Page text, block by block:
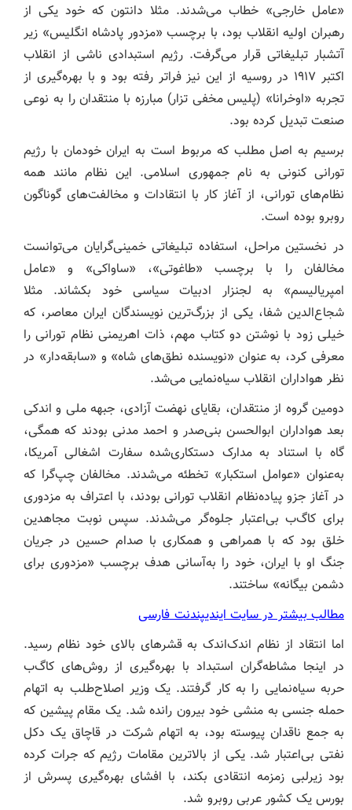
«عامل خارجی» خطاب می‌شدند. مثلا دانتون که خود یکی از
رهبران اولیه انقلاب بود، با برچسب «مزدور پادشاه انگلیس» زیر
آتشبار تبلیغاتی قرار می‌گرفت. رژیم استبدادی ناشی از انقلاب
اکتبر ۱۹۱۷ در روسیه از این نیز فراتر رفته بود و با بهره‌گیری از
تجربه «اوخرانا» (پلیس مخفی تزار) مبارزه با منتقدان را به نوعی
صنعت تبدیل کرده بود.
برسیم به اصل مطلب که مربوط است به ایران خودمان با رژیم
تورانی کنونی به نام جمهوری اسلامی. این نظام مانند همه
نظام‌های تورانی، از آغاز کار با انتقادات و مخالفت‌های گوناگون
روبرو بوده است.
در نخستین مراحل، استفاده تبلیغاتی خمینی‌گرایان می‌توانست
مخالفان را با برچسب «طاغوتی»، «ساواکی» و «عامل
امپریالیسم» به لجنزار ادبیات سیاسی خود بکشاند. مثلا
شجاع‌الدین شفا، یکی از بزرگ‌‌ترین نویسندگان ایران معاصر، که
خیلی زود با نوشتن دو کتاب مهم، ذات اهریمنی نظام تورانی را
معرفی کرد، به عنوان «نویسنده نطق‌های شاه» و «سابقه‌دار» در
نظر هواداران انقلاب سیاه‌نمایی می‌شد.
دومین گروه از منتقدان، بقایای نهضت آزادی، جبهه ملی و اندکی
بعد هواداران ابوالحسن بنی‌صدر و احمد مدنی بودند که همگی،
گاه با استناد به مدارک دستکاری‌شده سفارت اشغالی آمریکا،
به‌عنوان «عوامل استکبار» تخطئه می‌شدند. مخالفان چپ‌گرا که
در آغاز جزو پیاده‌نظام انقلاب تورانی بودند، با اعتراف به مزدوری
برای کا‌گ‌ب بی‌اعتبار جلوه‌گر می‌شدند. سپس نوبت مجاهدین
خلق بود که با همراهی و همکاری با صدام حسین در جریان
جنگ او با ایران، خود را به‌آسانی هدف برچسب «مزدوری برای
دشمن بیگانه» ساختند.
مطالب بیشتر در سایت ایندیپندنت فارسی
اما انتقاد از نظام اندک‌اندک به قشرهای بالای خود نظام رسید.
در اینجا مشاطه‌گران استبداد با بهره‌‌گیری از روش‌های کا‌گ‌ب
حربه سیاه‌نمایی را به کار گرفتند. یک وزیر اصلاح‌طلب به اتهام
حمله جنسی به منشی خود بیرون رانده شد. یک مقام پیشین که
به جمع ناقدان پیوسته بود، به اتهام شرکت در قاچاق یک دکل
نفتی بی‌اعتبار شد. یکی از بالاترین مقامات رژیم که جرات کرده
بود زیرلبی زمزمه انتقادی بکند، با افشای بهره‌گیری پسرش از
بورس یک کشور عربی روبرو شد.